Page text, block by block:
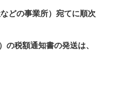
どの事業所）宛てに順次
税額通知書の発送は、